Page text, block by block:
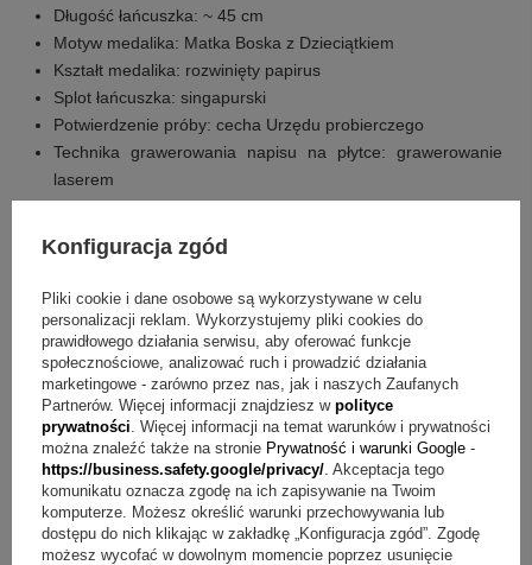
Długość łańcuszka: ~ 45 cm
Motyw medalika: Matka Boska z Dzieciątkiem
Kształt medalika: rozwinięty papirus
Splot łańcuszka: singapurski
Potwierdzenie próby: cecha Urzędu probierczego
Technika grawerowania napisu na płytce: grawerowanie
laserem
wizerunkiem Matki Boskiej z Dzieciątkiem
Złoty łańcuszek (splot singapurski)
Grawer na rewersie (np. imię i data)
Tabliczka z dowolną dedykacją, grafiką lub zdjęciem
Białe eleganckie etui prezentowe
O co pytają najczęściej?
Pytanie:Jak wykonywany jest napis na płytce?
Odpowiedź:Napis na płytce umieścimy w technice
Konfiguracja zgód
Pliki cookie i dane osobowe są wykorzystywane w celu
personalizacji reklam. Wykorzystujemy pliki cookies do
prawidłowego działania serwisu, aby oferować funkcje
społecznościowe, analizować ruch i prowadzić działania
marketingowe - zarówno przez nas, jak i naszych Zaufanych
Partnerów. Więcej informacji znajdziesz w polityce
prywatności . Więcej informacji na temat warunków i prywatności
można znaleźć także na stronie Prywatność i warunki Google -
https://business.safety.google/privacy/ . Akceptacja tego
komunikatu oznacza zgodę na ich zapisywanie na Twoim
komputerze. Możesz określić warunki przechowywania lub
dostępu do nich klikając w zakładkę „Konfiguracja zgód”. Zgodę
możesz wycofać w dowolnym momencie poprzez usunięcie